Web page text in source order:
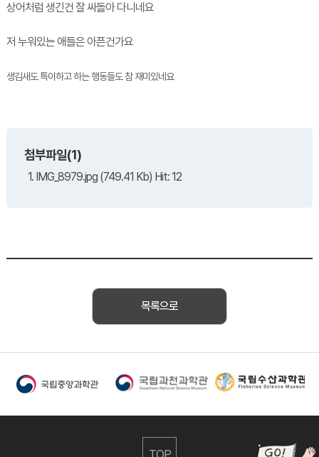
상어처럼 생긴건 잘 싸돌아 다니네요
저 누워있는 애들은 아픈건가요
생김새도 특이하고 하는 행동들도 참 재미있네요
첨부파일(1)
1. IMG_8979.jpg (749.41 Kb) Hit: 12
목록으로
TOP